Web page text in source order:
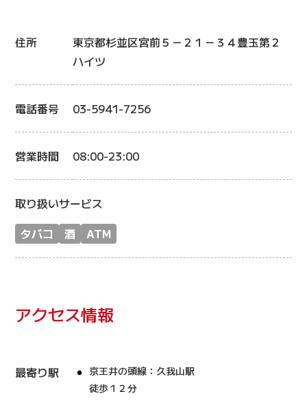
住所
東京都杉並区宮前５－２１－３４豊玉第２
ハイツ
電話番号 03-5941-7256
営業時間 08:00-23:00
取り扱いサービス
タバコ
酒 ATM
アクセス情報
最寄り駅
京王井の頭線：久我山駅
徒歩１２分